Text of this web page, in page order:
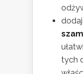
tych